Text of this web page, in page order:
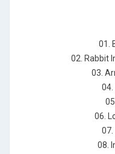
01.
02. Rabbit
03.
04.
06.
07.
08.